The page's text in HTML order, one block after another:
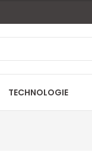
TECHNOLOGIE